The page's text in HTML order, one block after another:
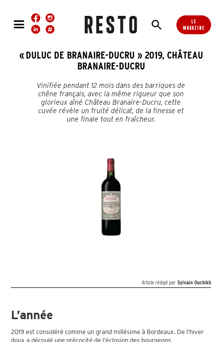
LE
MAGAZINE
« DULUC DE BRANAIRE-DUCRU » 2019, CHÂTEAU
BRANAIRE-DUCRU
Vinifiée pendant 12 mois dans des barriques de
chêne français, avec la même rigueur que son
glorieux aîné Château Branaire-Ducru, cette
cuvée révèle un fruité délicat, de la finesse et
une finale tout en fraîcheur.
Article rédigé par Sylvain Ouchikh
L’année
2019 est considéré comme un grand millésime à Bordeaux. De l’hiver
doux a découlé une précocité de l’éclosion des bourgeons